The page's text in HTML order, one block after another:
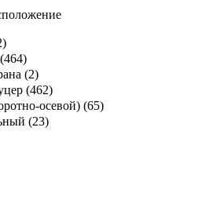
(464)
(2)
(462)
осевой) (65)
(23)